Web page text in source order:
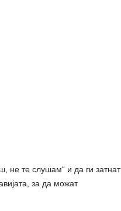
не те слушам“ и да ги затнат
за да можат